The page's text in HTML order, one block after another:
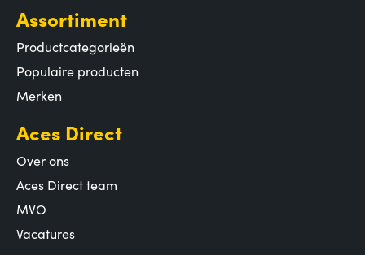
Assortiment
Productcategorieën
Populaire producten
Merken
Aces Direct
Over ons
Aces Direct team
MVO
Vacatures